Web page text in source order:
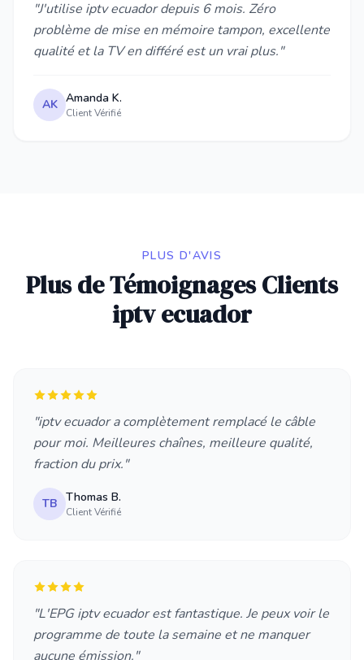
"J'utilise iptv ecuador depuis 6 mois. Zéro
problème de mise en mémoire tampon, excellente
qualité et la TV en différé est un vrai plus."
AK Amanda K.
Client Vérifié
PLUS D'AVIS
Plus de Témoignages Clients
iptv ecuador
"iptv ecuador a complètement remplacé le câble
pour moi. Meilleures chaînes, meilleure qualité,
fraction du prix."
TB Thomas B.
Client Vérifié
"L'EPG iptv ecuador est fantastique. Je peux voir le
programme de toute la semaine et ne manquer
aucune émission."